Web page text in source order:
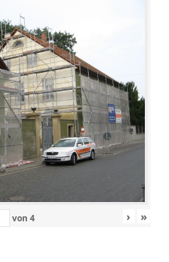
von 4 › »